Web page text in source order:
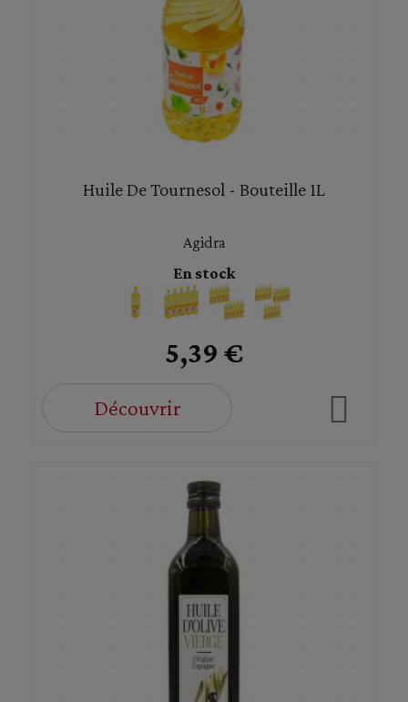
Huile De Tournesol - Bouteille 1L
Agidra
En stock
5,39 €
Découvrir